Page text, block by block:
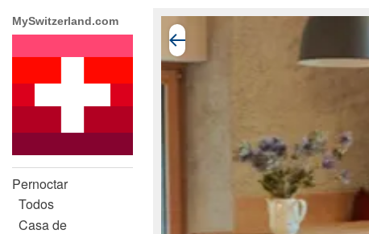
MySwitzerland.com
Pernoctar
Todos
Casa de